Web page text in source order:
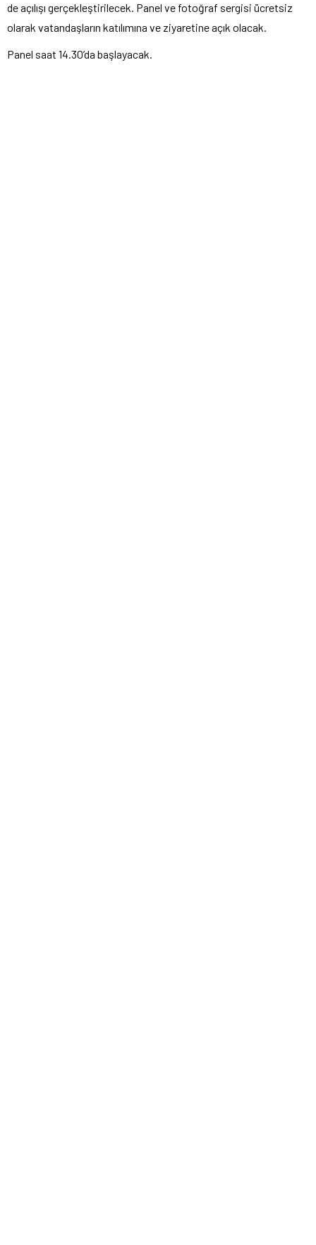
de açılışı gerçekleştirilecek. Panel ve fotoğraf sergisi ücretsiz
olarak vatandaşların katılımına ve ziyaretine açık olacak.
Panel saat 14.30’da başlayacak.